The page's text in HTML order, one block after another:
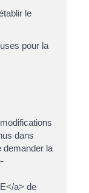
le
pour la
dans
demander la
a> de